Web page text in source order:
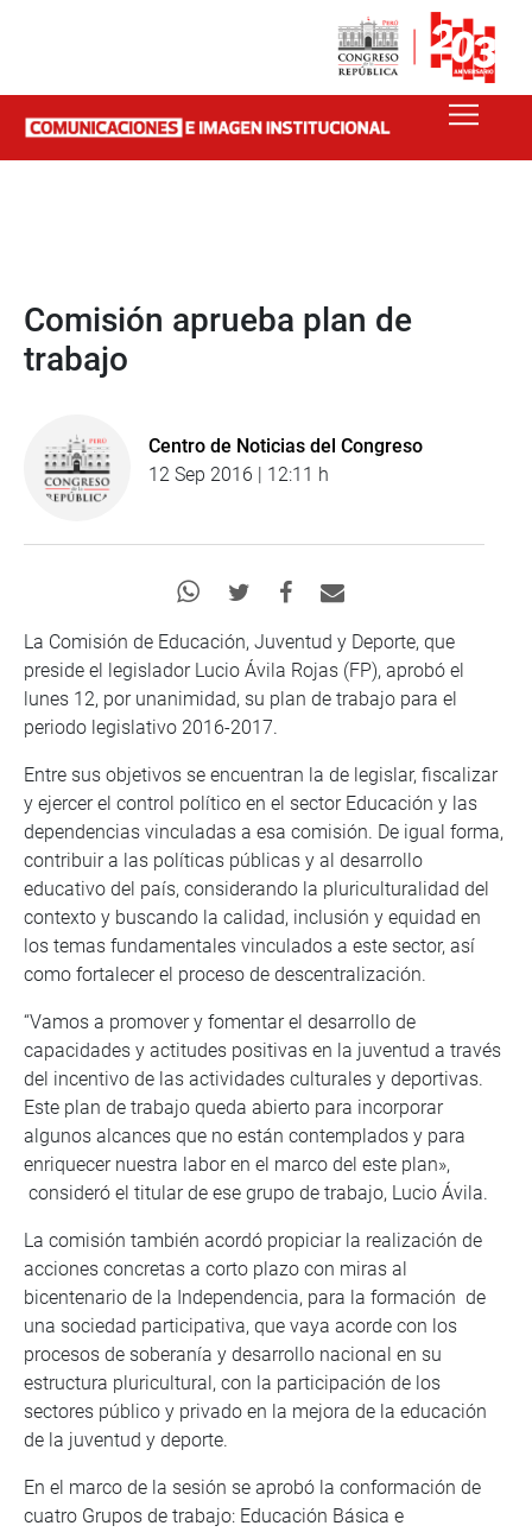
Comisión aprueba plan de
trabajo
Centro de Noticias del Congreso
12 Sep 2016 | 12:11 h
La Comisión de Educación, Juventud y Deporte, que
preside el legislador Lucio Ávila Rojas (FP), aprobó el
lunes 12, por unanimidad, su plan de trabajo para el
periodo legislativo 2016-2017.
Entre sus objetivos se encuentran la de legislar, fiscalizar
y ejercer el control político en el sector Educación y las
dependencias vinculadas a esa comisión. De igual forma,
contribuir a las políticas públicas y al desarrollo
educativo del país, considerando la pluriculturalidad del
contexto y buscando la calidad, inclusión y equidad en
los temas fundamentales vinculados a este sector, así
como fortalecer el proceso de descentralización.
“Vamos a promover y fomentar el desarrollo de
capacidades y actitudes positivas en la juventud a través
del incentivo de las actividades culturales y deportivas.
Este plan de trabajo queda abierto para incorporar
algunos alcances que no están contemplados y para
enriquecer nuestra labor en el marco del este plan»,
consideró el titular de ese grupo de trabajo, Lucio Ávila.
La comisión también acordó propiciar la realización de
acciones concretas a corto plazo con miras al
bicentenario de la Independencia, para la formación de
una sociedad participativa, que vaya acorde con los
procesos de soberanía y desarrollo nacional en su
estructura pluricultural, con la participación de los
sectores público y privado en la mejora de la educación
de la juventud y deporte.
En el marco de la sesión se aprobó la conformación de
cuatro Grupos de trabajo: Educación Básica e